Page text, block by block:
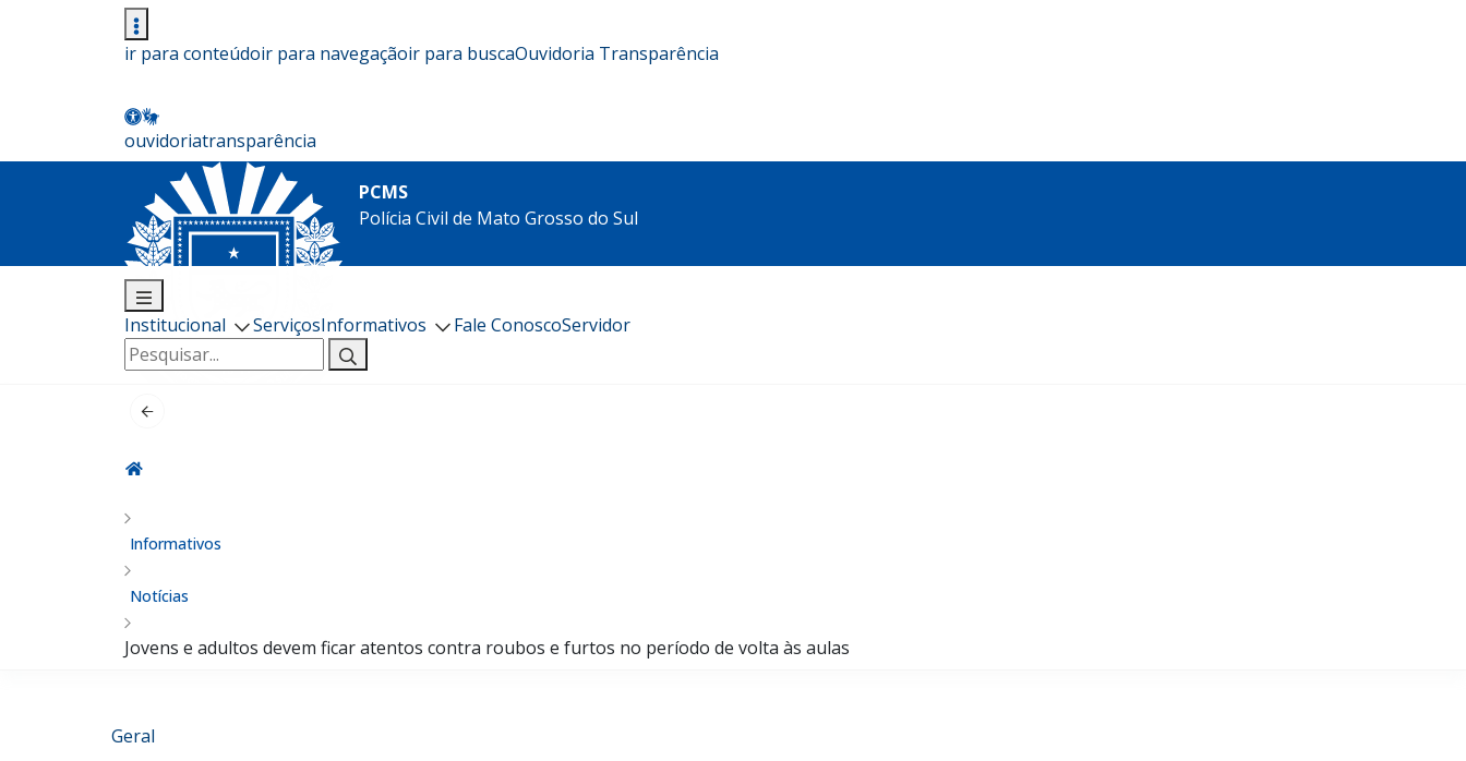
ir para conteúdoir para navegaçãoir para buscaOuvidoria Transparência
ouvidoriatransparência
PCMS
Polícia Civil de Mato Grosso do Sul
Institucional ServiçosInformativos Fale ConoscoServidor
Pesquisar
por:
Informativos
Notícias
Jovens e adultos devem ficar atentos contra roubos e furtos no período de volta às aulas
Geral